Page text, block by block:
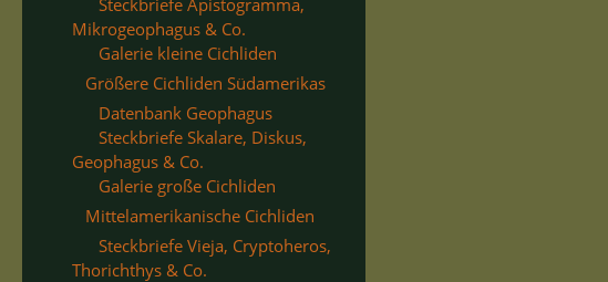
Mikrogeophagus & Co.
Galerie kleine Cichliden
Größere Cichliden Südamerikas
Datenbank Geophagus
Steckbriefe Skalare, Diskus,
Geophagus & Co.
Galerie große Cichliden
Mittelamerikanische Cichliden
Steckbriefe Vieja, Cryptoheros,
Thorichthys & Co.